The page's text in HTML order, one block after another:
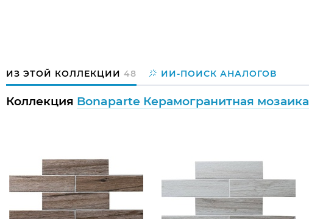
ИЗ ЭТОЙ КОЛЛЕКЦИИ 48 ИИ-ПОИСК АНАЛОГОВ
Коллекция Bonaparte Керамогранитная мозаика